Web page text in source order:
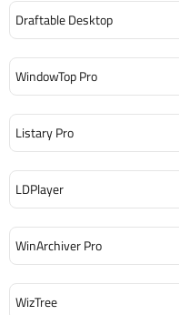
Draftable Desktop
WindowTop Pro
Listary Pro
LDPlayer
WinArchiver Pro
WizTree